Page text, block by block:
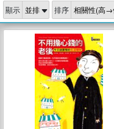
顯示 排序